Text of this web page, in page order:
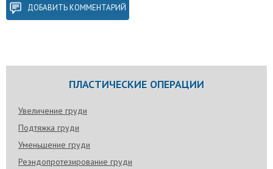
ДОБАВИТЬ КОММЕНТАРИЙ
ПЛАСТИЧЕСКИЕ ОПЕРАЦИИ
Увеличение груди
Подтяжка груди
Уменьшение груди
Реэндопротезирование груди